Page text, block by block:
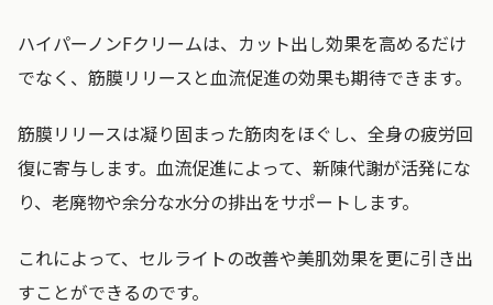
ハイパーノンFクリームは、カット出し効果を高めるだけ
でなく、筋膜リリースと血流促進の効果も期待できます。
筋膜リリースは凝り固まった筋肉をほぐし、全身の疲労回
復に寄与します。血流促進によって、新陳代謝が活発にな
り、老廃物や余分な水分の排出をサポートします。
これによって、セルライトの改善や美肌効果を更に引き出
すことができるのです。